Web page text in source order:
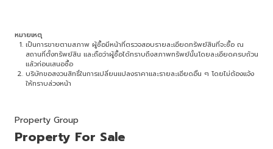
หมายเหตุ
เป็นการขายตามสภาพ ผู้ซื้อมีหน้าที่ตรวจสอบรายละเอียดทรัพย์สินที่จะซื้อ ณ
สถานที่ตั้งทรัพย์สิน และถือว่าผู้ซื้อได้ทราบถึงสภาพทรัพย์นั้นโดยละเอียดครบถ้วน
แล้วก่อนเสนอซื้อ
บริษัทขอสงวนสิทธิ์ในการเปลี่ยนแปลงราคาและรายละเอียดอื่น ๆ โดยไม่ต้องแจ้ง
ให้ทราบล่วงหน้า
Property Group
Property For Sale